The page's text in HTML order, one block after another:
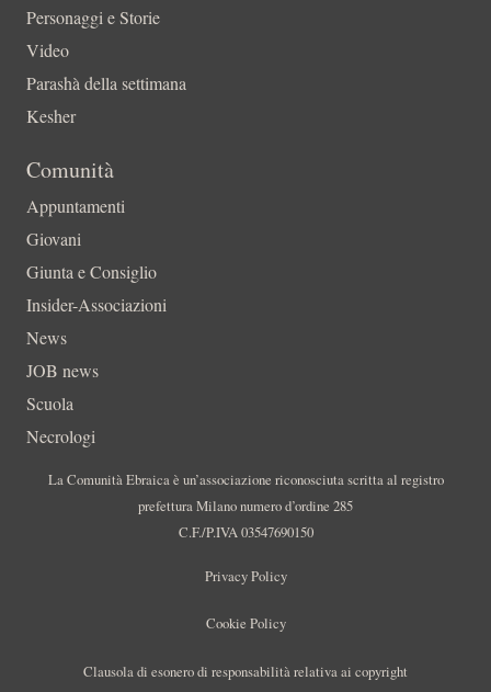
Personaggi e Storie
Video
Parashà della settimana
Kesher
Comunità
Appuntamenti
Giovani
Giunta e Consiglio
Insider-Associazioni
News
JOB news
Scuola
Necrologi
La Comunità Ebraica è un’associazione riconosciuta scritta al registro
prefettura Milano numero d’ordine 285
C.F./P.IVA 03547690150
Privacy Policy
Cookie Policy
Clausola di esonero di responsabilità relativa ai copyright